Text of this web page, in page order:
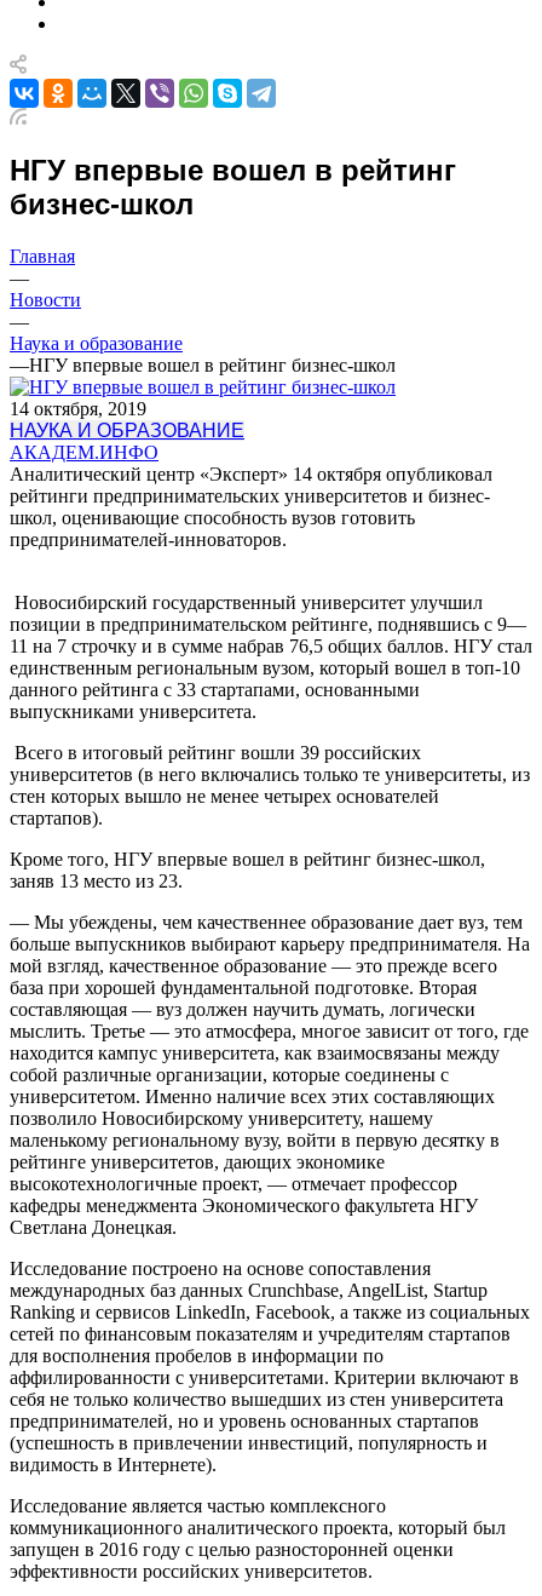
НГУ впервые вошел в рейтинг
бизнес-школ
Главная
—
Новости
—
Наука и образование
—НГУ впервые вошел в рейтинг бизнес-школ
14 октября, 2019
НАУКА И ОБРАЗОВАНИЕ
АКАДЕМ.ИНФО
Аналитический центр «Эксперт» 14 октября опубликовал
рейтинги предпринимательских университетов и бизнес-
школ, оценивающие способность вузов готовить
предпринимателей-инноваторов.
Новосибирский государственный университет улучшил
позиции в предпринимательском рейтинге, поднявшись с 9—
11 на 7 строчку и в сумме набрав 76,5 общих баллов. НГУ стал
единственным региональным вузом, который вошел в топ-10
данного рейтинга с 33 стартапами, основанными
выпускниками университета.
Всего в итоговый рейтинг вошли 39 российских
университетов (в него включались только те университеты, из
стен которых вышло не менее четырех основателей
стартапов).
Кроме того, НГУ впервые вошел в рейтинг бизнес-школ,
заняв 13 место из 23.
— Мы убеждены, чем качественнее образование дает вуз, тем
больше выпускников выбирают карьеру предпринимателя. На
мой взгляд, качественное образование — это прежде всего
база при хорошей фундаментальной подготовке. Вторая
составляющая — вуз должен научить думать, логически
мыслить. Третье — это атмосфера, многое зависит от того, где
находится кампус университета, как взаимосвязаны между
собой различные организации, которые соединены с
университетом. Именно наличие всех этих составляющих
позволило Новосибирскому университету, нашему
маленькому региональному вузу, войти в первую десятку в
рейтинге университетов, дающих экономике
высокотехнологичные проект, — отмечает профессор
кафедры менеджмента Экономического факультета НГУ
Светлана Донецкая.
Исследование построено на основе сопоставления
международных баз данных Crunchbase, AngelList, Startup
Ranking и сервисов LinkedIn, Facebook, а также из социальных
сетей по финансовым показателям и учредителям стартапов
для восполнения пробелов в информации по
аффилированности с университетами. Критерии включают в
себя не только количество вышедших из стен университета
предпринимателей, но и уровень основанных стартапов
(успешность в привлечении инвестиций, популярность и
видимость в Интернете).
Исследование является частью комплексного
коммуникационного аналитического проекта, который был
запущен в 2016 году с целью разносторонней оценки
эффективности российских университетов.